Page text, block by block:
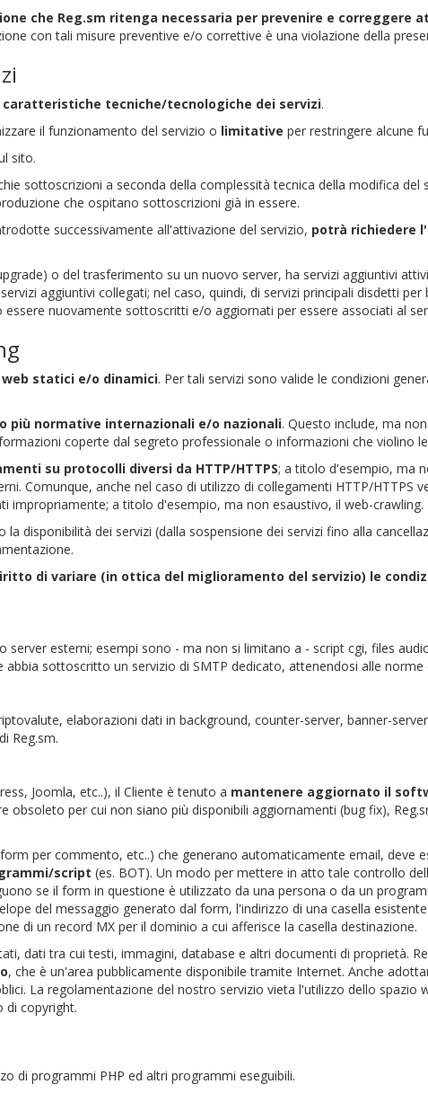
che Reg.sm ritenga necessaria per prevenire e correggere
con tali misure preventive e/o correttive è una violazione della
tecniche/tecnologiche dei servizi.
il funzionamento del servizio o limitative per restringere alcune
sito.
sottoscrizioni a seconda della complessità tecnica della modifica del
che ospitano sottoscrizioni già in essere.
successivamente all'attivazione del servizio, potrà richiedere
o del trasferimento su un nuovo server, ha servizi aggiuntivi
aggiuntivi collegati; nel caso, quindi, di servizi principali disdetti
nuovamente sottoscritti e/o aggiornati per essere associati al
statici e/o dinamici. Per tali servizi sono valide le condizioni
più normative internazionali e/o nazionali. Questo include, ma
coperte dal segreto professionale o informazioni che violino le
su protocolli diversi da HTTP/HTTPS; a titolo d'esempio, ma
Comunque, anche nel caso di utilizzo di collegamenti HTTP/HTTPS
impropriamente; a titolo d'esempio, ma non esaustivo, il web-crawling.
disponibilità dei servizi (dalla sospensione dei servizi fino alla
di variare (in ottica del miglioramento del servizio) le
esterni; esempi sono - ma non si limitano a - script cgi, files
sottoscritto un servizio di SMTP dedicato, attenendosi alle norme
elaborazioni dati in background, counter-server, banner-
Reg.sm.
Joomla, etc..), il Cliente è tenuto a mantenere aggiornato il
obsoleto per cui non siano più disponibili aggiornamenti (bug fix),
per commento, etc..) che generano automaticamente email, deve
script (es. BOT). Un modo per mettere in atto tale controllo
se il form in questione è utilizzato da una persona o da un
del messaggio generato dal form, l'indirizzo di una casella
di un record MX per il dominio a cui afferisce la casella destinazione.
dati tra cui testi, immagini, database e altri documenti di proprietà.
, che è un'area pubblicamente disponibile tramite Internet. Anche
La regolamentazione del nostro servizio vieta l'utilizzo dello spazio
di copyright.
di programmi PHP ed altri programmi eseguibili.